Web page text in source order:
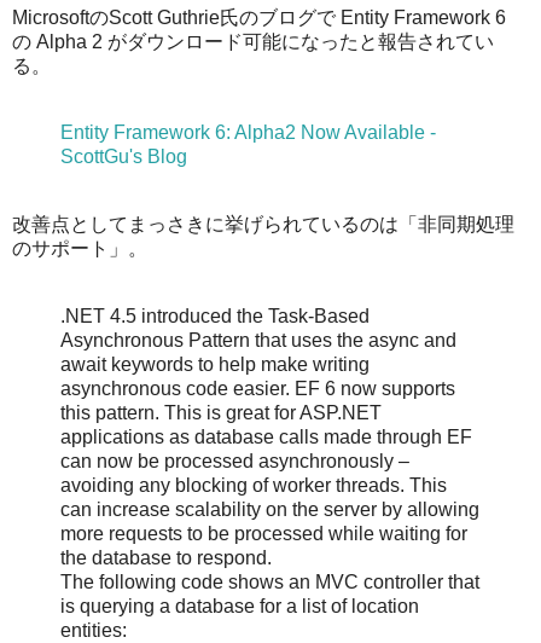
MicrosoftのScott Guthrie氏のブログで Entity Framework 6
の Alpha 2 がダウンロード可能になったと報告されてい
る。
Entity Framework 6: Alpha2 Now Available -
ScottGu's Blog
改善点としてまっさきに挙げられているのは「非同期処理
のサポート」。
.NET 4.5 introduced the Task-Based
Asynchronous Pattern that uses the async and
await keywords to help make writing
asynchronous code easier. EF 6 now supports
this pattern. This is great for ASP.NET
applications as database calls made through EF
can now be processed asynchronously –
avoiding any blocking of worker threads. This
can increase scalability on the server by allowing
more requests to be processed while waiting for
the database to respond.
The following code shows an MVC controller that
is querying a database for a list of location
entities: